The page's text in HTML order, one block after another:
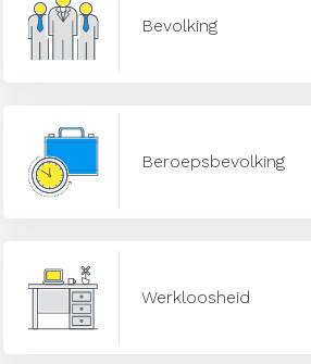
Bevolking
Beroepsbevolking
Werkloosheid